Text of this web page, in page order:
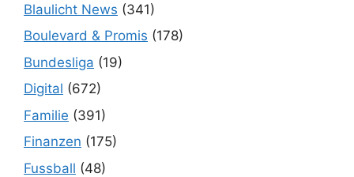
Blaulicht News (341)
Boulevard & Promis (178)
Bundesliga (19)
Digital (672)
Familie (391)
Finanzen (175)
Fussball (48)